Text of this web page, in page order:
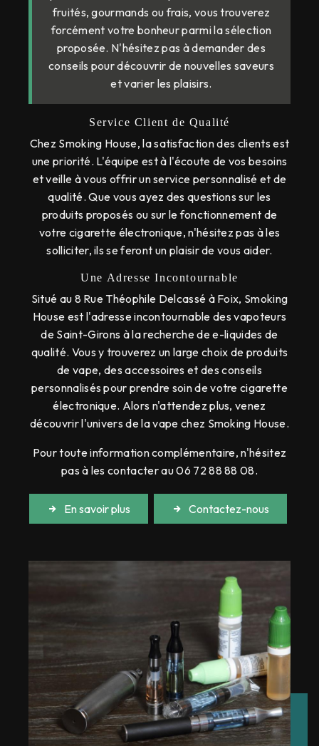
fruités, gourmands ou frais, vous trouverez
forcément votre bonheur parmi la sélection
proposée. N'hésitez pas à demander des
conseils pour découvrir de nouvelles saveurs
et varier les plaisirs.
Service Client de Qualité
Chez Smoking House, la satisfaction des clients est
une priorité. L'équipe est à l'écoute de vos besoins
et veille à vous offrir un service personnalisé et de
qualité. Que vous ayez des questions sur les
produits proposés ou sur le fonctionnement de
votre cigarette électronique, n'hésitez pas à les
solliciter, ils se feront un plaisir de vous aider.
Une Adresse Incontournable
Situé au 8 Rue Théophile Delcassé à Foix, Smoking
House est l'adresse incontournable des vapoteurs
de Saint-Girons à la recherche de e-liquides de
qualité. Vous y trouverez un large choix de produits
de vape, des accessoires et des conseils
personnalisés pour prendre soin de votre cigarette
électronique. Alors n'attendez plus, venez
découvrir l'univers de la vape chez Smoking House.
Pour toute information complémentaire, n'hésitez
pas à les contacter au 06 72 88 88 08.
En savoir plus Contactez-nous